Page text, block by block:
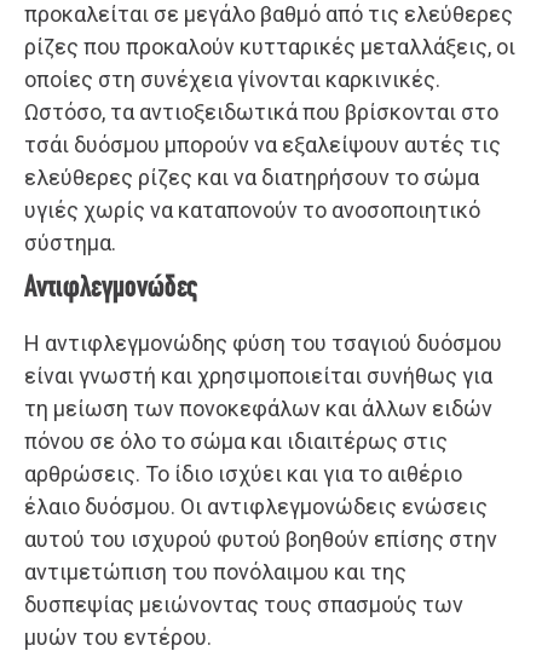
προκαλείται σε μεγάλο βαθμό από τις ελεύθερες
ρίζες που προκαλούν κυτταρικές μεταλλάξεις, οι
οποίες στη συνέχεια γίνονται καρκινικές.
Ωστόσο, τα αντιοξειδωτικά που βρίσκονται στο
τσάι δυόσμου μπορούν να εξαλείψουν αυτές τις
ελεύθερες ρίζες και να διατηρήσουν το σώμα
υγιές χωρίς να καταπονούν το ανοσοποιητικό
σύστημα.
Αντιφλεγμονώδες
Η αντιφλεγμονώδης φύση του τσαγιού δυόσμου
είναι γνωστή και χρησιμοποιείται συνήθως για
τη μείωση των πονοκεφάλων και άλλων ειδών
πόνου σε όλο το σώμα και ιδιαιτέρως στις
αρθρώσεις. Το ίδιο ισχύει και για το αιθέριο
έλαιο δυόσμου. Οι αντιφλεγμονώδεις ενώσεις
αυτού του ισχυρού φυτού βοηθούν επίσης στην
αντιμετώπιση του πονόλαιμου και της
δυσπεψίας μειώνοντας τους σπασμούς των
μυών του εντέρου.